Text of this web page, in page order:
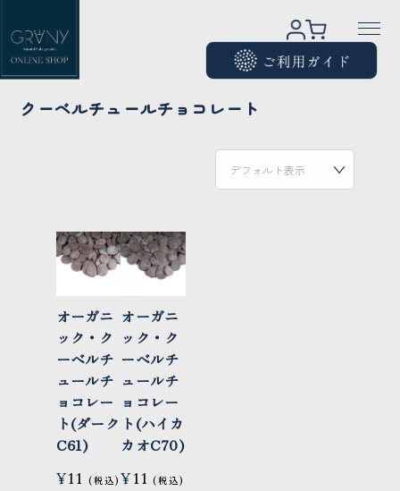
クーベルチュールチョコレート
オーガニ
ック・ク
ーベルチ
ュールチ
ョコレー
ト(ダーク
C61)
¥11
オーガニ
ック・ク
ーベルチ
ュールチ
ョコレー
ト(ハイカ
カオC70)
¥11